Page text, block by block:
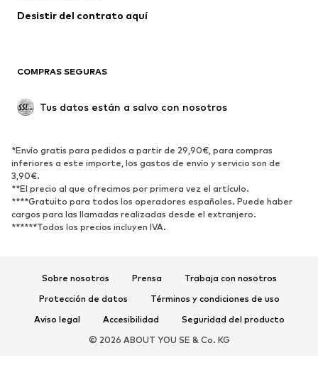
Ropa de baño
Nuevo
Tendencia
Zapatos bajos
Zapatos deportivos
Zapatos abiertos
DEPORTE
Ropa deportiva
Disciplinas deportivas
Complementos deportivos
COMPLEMENTOS
Desistir del contrato aquí
COMPRAS SEGURAS
Tus datos están a salvo con nosotros
*Envío gratis para pedidos a partir de 29,90€, para compras
inferiores a este importe, los gastos de envío y servicio son de
3,90€.
**El precio al que ofrecimos por primera vez el artículo.
****Gratuito para todos los operadores españoles. Puede haber
cargos para las llamadas realizadas desde el extranjero.
******Todos los precios incluyen IVA.
Sobre nosotros Prensa
Trabaja con nosotros
Protección de datos
Términos y condiciones de uso
Aviso legal
Accesibilidad
Seguridad del producto
© 2026 ABOUT YOU SE & Co. KG